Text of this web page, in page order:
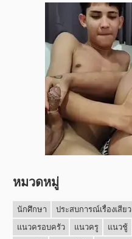
หมวดหมู่
นักศึกษา ประสบการณ์เรื่องเสียว
แนวครอบครัว
แนวครู แนวชู้